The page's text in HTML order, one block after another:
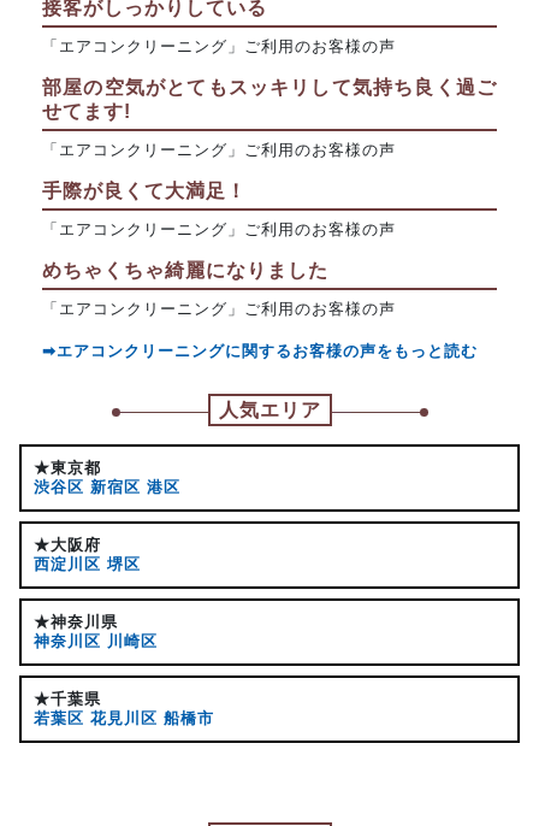
接客がしっかりしている
「エアコンクリーニング」ご利用のお客様の声
部屋の空気がとてもスッキリして気持ち良く過ご
せてます!
「エアコンクリーニング」ご利用のお客様の声
手際が良くて大満足！
「エアコンクリーニング」ご利用のお客様の声
めちゃくちゃ綺麗になりました
「エアコンクリーニング」ご利用のお客様の声
➡エアコンクリーニングに関するお客様の声をもっと読む
人気エリア
★東京都
渋谷区 新宿区 港区
★大阪府
西淀川区 堺区
★神奈川県
神奈川区 川崎区
★千葉県
若葉区 花見川区 船橋市